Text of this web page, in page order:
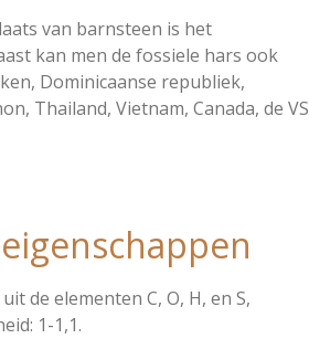
van barnsteen is het
kan men de fossiele hars ook
Dominicaanse republiek,
Thailand, Vietnam, Canada, de VS
de elementen C, O, H, en S,
1-1,1.